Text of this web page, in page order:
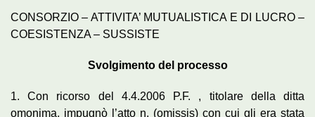
CONSORZIO – ATTIVITA’ MUTUALISTICA E DI LUCRO –
COESISTENZA – SUSSISTE
Svolgimento del processo
1. Con ricorso del 4.4.2006 P.F. , titolare della ditta
omonima, impugnò l’atto n. (omissis) con cui gli era stata